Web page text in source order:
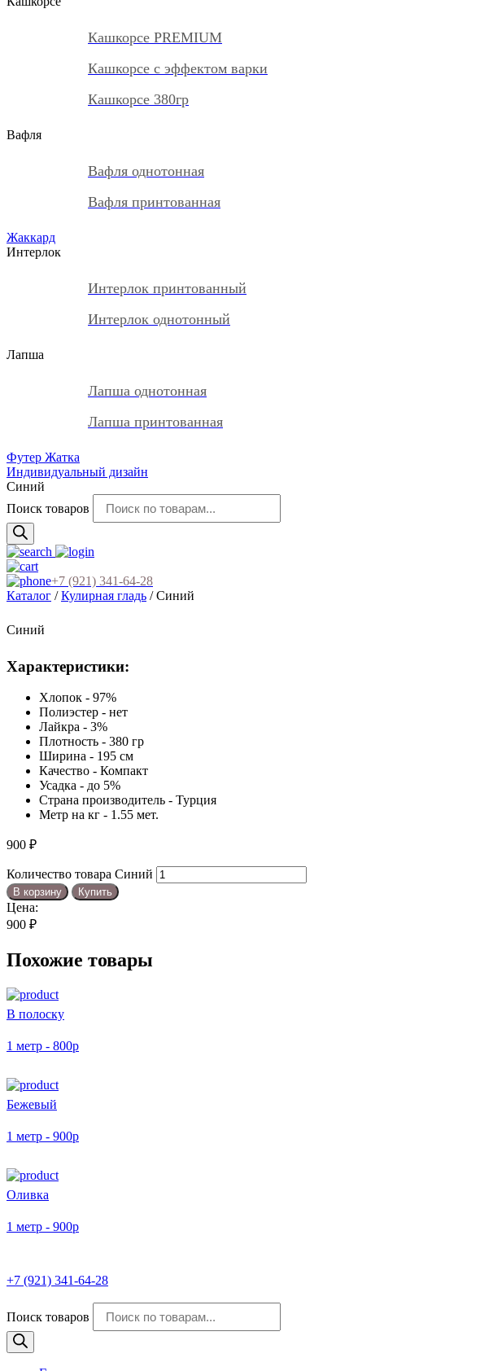
Кашкорсе PREMIUM
Кашкорсе с эффектом варки
Кашкорсе 380гр
Вафля
Вафля однотонная
Вафля принтованная
Жаккард
Интерлок
Интерлок принтованный
Интерлок однотонный
Лапша
Лапша однотонная
Лапша принтованная
Футер Жатка
Индивидуальный дизайн
Синий
Поиск товаров
+7 (921) 341-64-28
Каталог /Кулирная гладь / Синий
Синий
Характеристики:
Хлопок - 97%
Полиэстер - нет
Лайкра - 3%
Плотность - 380 гр
Ширина - 195 см
Качество - Компакт
Усадка - до 5%
Страна производитель - Турция
Метр на кг - 1.55 мет.
900 ₽
Количество товара Синий
В корзину Купить
Цена:
900 ₽
Похожие товары
В полоску
1 метр - 800р
Бежевый
1 метр - 900р
Оливка
1 метр - 900р
+7 (921) 341-64-28
Поиск товаров